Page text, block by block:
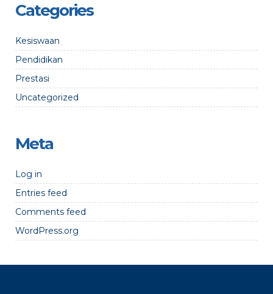
Categories
Kesiswaan
Pendidikan
Prestasi
Uncategorized
Meta
Log in
Entries feed
Comments feed
WordPress.org